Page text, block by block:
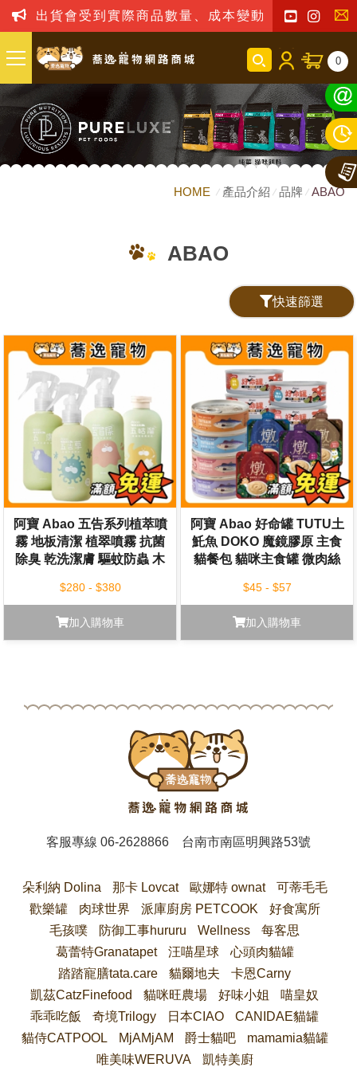
出貨會受到實際商品數量、成本變動之影響，我
聯
我
們
0
HOME 產品介紹 品牌 ABAO
ABAO
快速篩選
阿寶 Abao 五告系列植萃噴
霧 地板清潔 植翠噴霧 抗菌
除臭 乾洗潔膚 驅蚊防蟲 木
$280 - $380
加入購物車
阿寶 Abao 好命罐 TUTU土
魠魚 DOKO 魔鏡膠原 主食
貓餐包 貓咪主食罐 微肉絲
$45 - $57
加入購物車
客服專線06-2628866 台南市南區明興路53號
朵利納 Dolina 那卡 Lovcat 歐娜特 ownat
可蒂毛毛
歡樂罐
肉球世界 派庫廚房 PETCOOK
好食寓所
毛孩噗
防御工事hururu Wellness
每客思
葛蕾特Granatapet
汪喵星球
心頭肉貓罐
踏踏寵膳tata.care
貓爾地夫
卡恩Carny
凱茲CatzFinefood
貓咪旺農場 好味小姐
喵皇奴
乖乖吃飯
奇境Trilogy 日本CIAO
CANIDAE貓罐
貓侍CATPOOL
MjAMjAM 爵士貓吧
mamamia貓罐
唯美味WERUVA
凱特美廚